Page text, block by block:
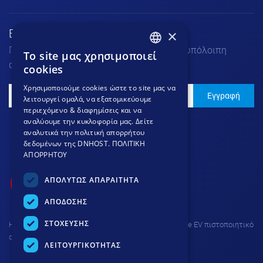
Εγγραφή στο Νewsletter
Για να μαθαίνεις τα νέα μας πριν από την υπόλοιπη
αγορά.
Εγγραφή
H σύνδεση στην ιστοσελίδα προστατεύεται με Thawte EV πιστοποιητικό
ασφαλείας και κρυπτογράφηση 256 bit.
GREEK
×
To site μας χρησιμοποιεί
cookies
Χρησιμοποιούμε cookies ώστε το site μας να
λειτουργεί ομαλά, να εξατομικεύουμε
περιεχόμενο & διαφημίσεις και να
αναλύουμε την κυκλοφορία μας. Δείτε
αναλυτικά την πολιτική απορρήτου
δεδομένων της DNHOST. ΠΟΛΙΤΙΚΗ
ΑΠΟΡΡΗΤΟΥ
ΑΠΟΛΥΤΩΣ ΑΠΑΡΑΙΤΗΤΑ
ΑΠΟΔΟΣΗΣ
ΣΤΟΧΕΥΣΗΣ
ΛΕΙΤΟΥΡΓΙΚΟΤΗΤΑΣ